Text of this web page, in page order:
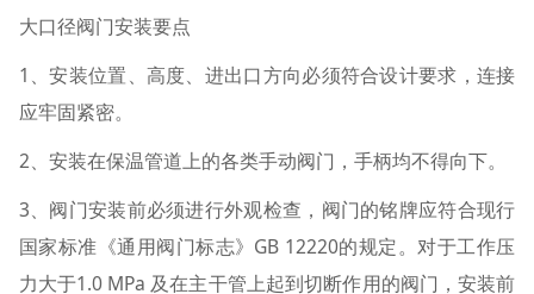
大口径阀门安装要点
1、安装位置、高度、进出口方向必须符合设计要求，连接
应牢固紧密。
2、安装在保温管道上的各类手动阀门，手柄均不得向下。
3、阀门安装前必须进行外观检查，阀门的铭牌应符合现行
国家标准《通用阀门标志》GB 12220的规定。对于工作压
力大于1.0 MPa 及在主干管上起到切断作用的阀门，安装前